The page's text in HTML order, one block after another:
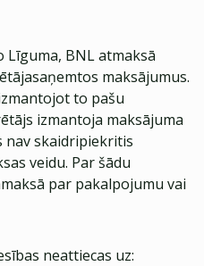
Līguma, BNL atmaksā
maksājumus.
to pašu
izmantoja maksājuma
nav skaidripiekritis
veidu. Par šādu
par pakalpojumu vai
neattiecas uz: